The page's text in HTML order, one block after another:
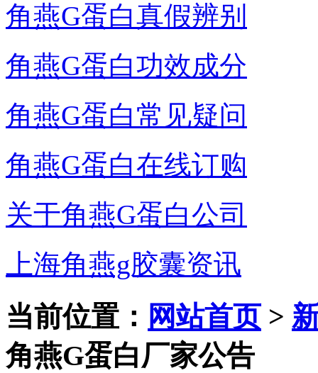
角燕G蛋白真假辨别
角燕G蛋白功效成分
角燕G蛋白常见疑问
角燕G蛋白在线订购
关于角燕G蛋白公司
上海角燕g胶囊资讯
当前位置： 网站首页>
角燕G蛋白厂家公告